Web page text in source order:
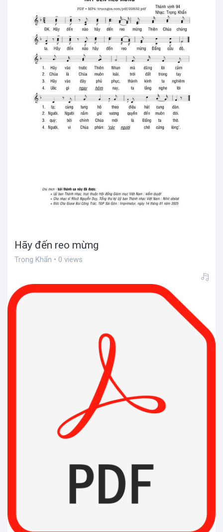
Hãy đến reo mừng
Trọng Khẩn • 0 views